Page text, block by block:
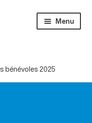
Menu
bénévoles 2025